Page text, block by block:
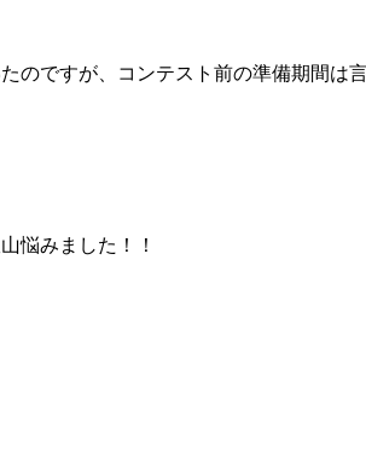
ですが、コンテスト前の準備期間は
悩みました！！